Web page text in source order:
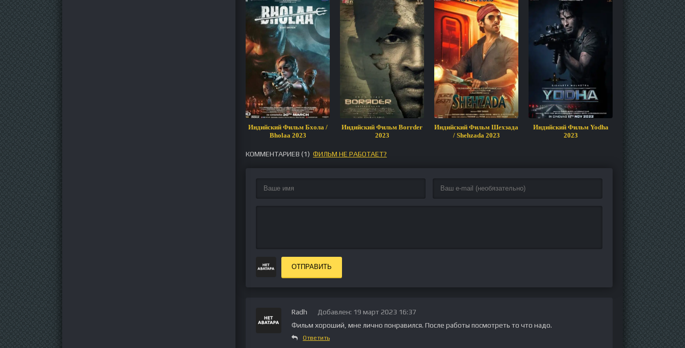
Индийский Фильм Бхола /
Bholaa 2023
Индийский Фильм Borrder
2023
Индийский Фильм Шехзада
/ Shehzada 2023
Индийский Фильм Yodha
2023
Индийский
2023
КОММЕНТАРИЕВ (1) ФИЛЬМ НЕ РАБОТАЕТ?
ОТПРАВИТЬ
Radh
Добавлен: 19 март 2023 16:37
Фильм хороший, мне лично понравился. После работы посмотреть то что надо.
Ответить